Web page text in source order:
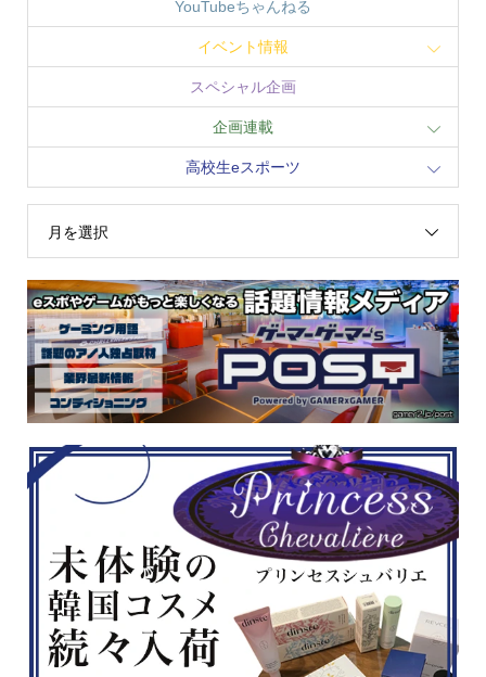
YouTubeちゃんねる
イベント情報
スペシャル企画
企画連載
高校生eスポーツ
月を選択